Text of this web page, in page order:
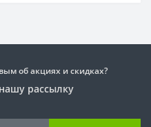
об акциях и скидках?
рассылку